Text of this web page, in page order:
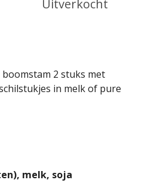
Uitverkocht
2 stuks met
in melk of pure
melk, soja